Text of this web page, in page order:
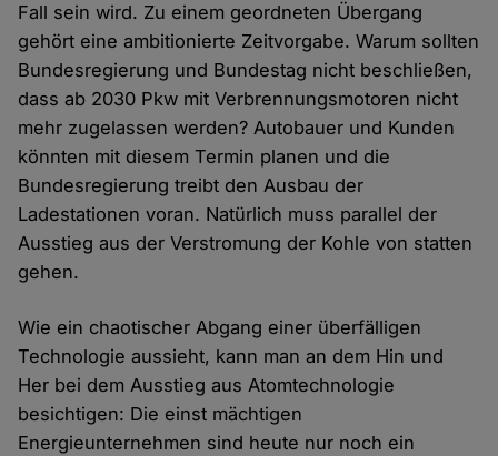
Fall sein wird. Zu einem geordneten Übergang
gehört eine ambitionierte Zeitvorgabe. Warum sollten
Bundesregierung und Bundestag nicht beschließen,
dass ab 2030 Pkw mit Verbrennungsmotoren nicht
mehr zugelassen werden? Autobauer und Kunden
könnten mit diesem Termin planen und die
Bundesregierung treibt den Ausbau der
Ladestationen voran. Natürlich muss parallel der
Ausstieg aus der Verstromung der Kohle von statten
gehen.
Wie ein chaotischer Abgang einer überfälligen
Technologie aussieht, kann man an dem Hin und
Her bei dem Ausstieg aus Atomtechnologie
besichtigen: Die einst mächtigen
Energieunternehmen sind heute nur noch ein